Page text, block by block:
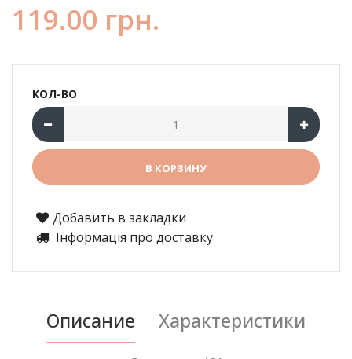
119.00 грн.
КОЛ-ВО
Добавить в закладки
Інформація про доставку
Описание
Характеристики